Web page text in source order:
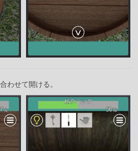
わせて開ける。